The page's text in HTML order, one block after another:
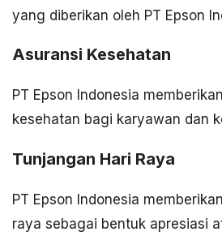
yang diberikan oleh PT Epson
Asuransi Kesehatan
PT Epson Indonesia
kesehatan bagi karyawan dan
Tunjangan Hari Raya
PT Epson Indonesia
raya sebagai bentuk apresiasi